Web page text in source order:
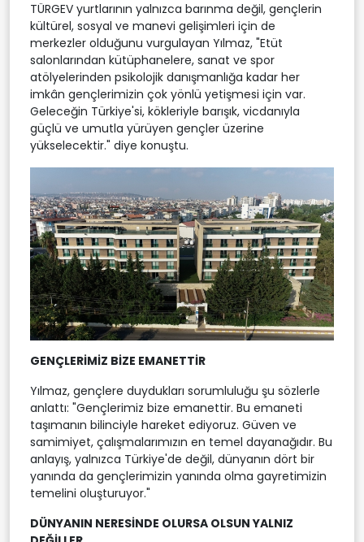
TÜRGEV yurtlarının yalnızca barınma değil, gençlerin
kültürel, sosyal ve manevi gelişimleri için de
merkezler olduğunu vurgulayan Yılmaz, "Etüt
salonlarından kütüphanelere, sanat ve spor
atölyelerinden psikolojik danışmanlığa kadar her
imkân gençlerimizin çok yönlü yetişmesi için var.
Geleceğin Türkiye'si, kökleriyle barışık, vicdanıyla
güçlü ve umutla yürüyen gençler üzerine
yükselecektir." diye konuştu.
GENÇLERİMİZ BİZE EMANETTİR
Yılmaz, gençlere duydukları sorumluluğu şu sözlerle
anlattı: "Gençlerimiz bize emanettir. Bu emaneti
taşımanın bilinciyle hareket ediyoruz. Güven ve
samimiyet, çalışmalarımızın en temel dayanağıdır. Bu
anlayış, yalnızca Türkiye'de değil, dünyanın dört bir
yanında da gençlerimizin yanında olma gayretimizin
temelini oluşturuyor."
DÜNYANIN NERESİNDE OLURSA OLSUN YALNIZ